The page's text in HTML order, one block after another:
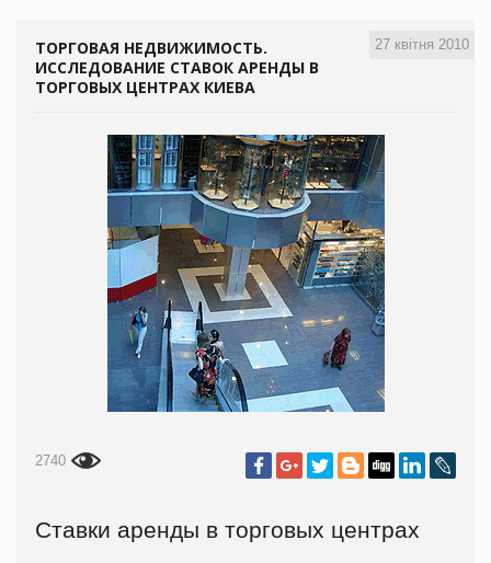
27 квітня 2010
ТОРГОВАЯ НЕДВИЖИМОСТЬ.
ИССЛЕДОВАНИЕ СТАВОК АРЕНДЫ В
ТОРГОВЫХ ЦЕНТРАХ КИЕВА
2740
Ставки аренды в торговых центрах